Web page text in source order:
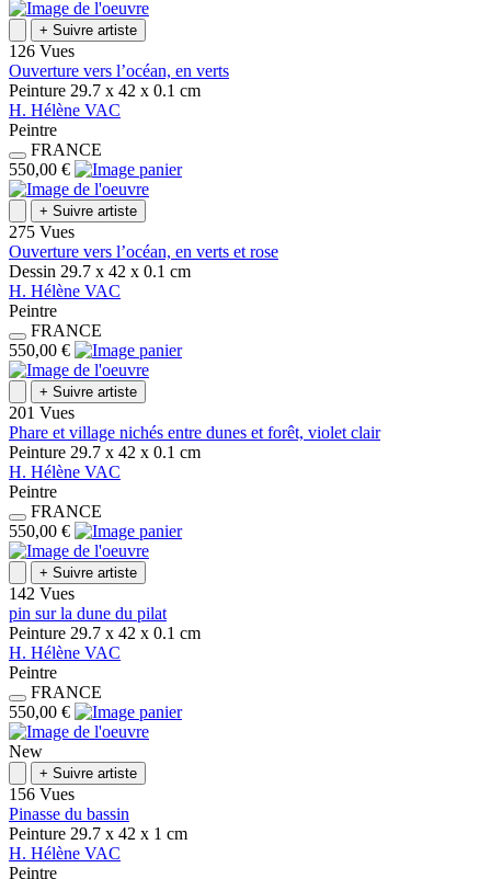
+ Suivre artiste
126 Vues
Ouverture vers l’océan, en verts
Peinture 29.7 x 42 x 0.1 cm
H. Hélène VAC
Peintre
FRANCE
550,00 €
+ Suivre artiste
275 Vues
Ouverture vers l’océan, en verts et rose
Dessin 29.7 x 42 x 0.1 cm
H. Hélène VAC
Peintre
FRANCE
550,00 €
+ Suivre artiste
201 Vues
Phare et village nichés entre dunes et forêt, violet clair
Peinture 29.7 x 42 x 0.1 cm
H. Hélène VAC
Peintre
FRANCE
550,00 €
+ Suivre artiste
142 Vues
pin sur la dune du pilat
Peinture 29.7 x 42 x 0.1 cm
H. Hélène VAC
Peintre
FRANCE
550,00 €
New
+ Suivre artiste
156 Vues
Pinasse du bassin
Peinture 29.7 x 42 x 1 cm
H. Hélène VAC
Peintre